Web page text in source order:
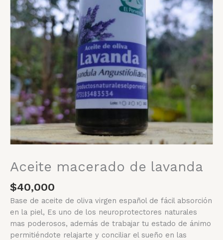
Aceite macerado de lavanda
$40,000
Base de aceite de oliva virgen español de fácil absorción
en la piel, Es uno de los neuroprotectores naturales
mas poderosos, además de trabajar tu estado de ánimo
permitiéndote relajarte y conciliar el sueño en las